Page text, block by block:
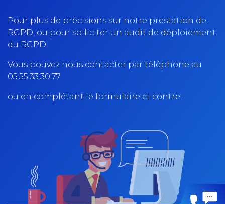
Pour plus de précisions sur notre prestation de
RGPD, ou pour solliciter un audit de déploiement
du RGPD
Vous pouvez nous contacter par téléphone au
05.55.33.30.77
ou en complétant le formulaire ci-contre.